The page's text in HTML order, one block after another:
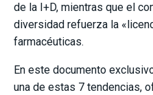
de la I+D, mientras que el
diversidad refuerza la
farmacéuticas.
En este documento
una de estas 7 tendencias,